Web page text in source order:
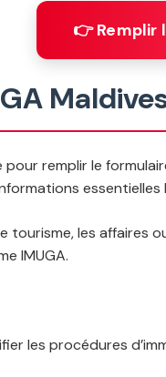
👉 Remplir
remplir le
essentielles
tourisme, les affaires
IMUGA.
les procédures